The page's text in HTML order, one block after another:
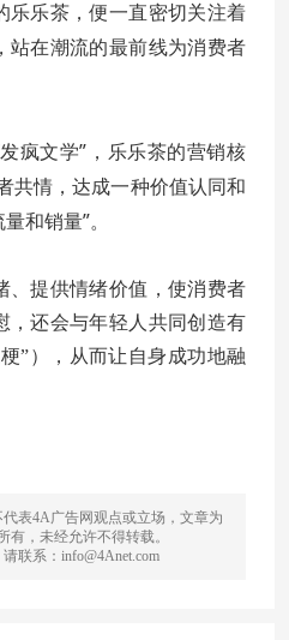
乐乐茶，便一直密切关注着
站在潮流的最前线为消费者
疯文学”，乐乐茶的营销核
共情，达成一种价值认同和
和销量”。
、提供情绪价值，使消费者
，还会与年轻人共同创造有
”），从而让自身成功地融
表4A广告网观点或立场，文章为
有，未经允许不得转载。
联系：info@4Anet.com